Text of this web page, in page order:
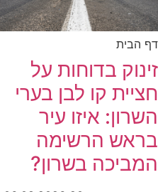
דף הבית
זינוק בדוחות על
חציית קו לבן בערי
השרון: איזו עיר
בראש הרשימה
המביכה בשרון?